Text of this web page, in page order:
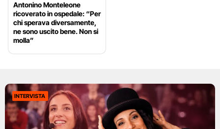
Antonino Monteleone
ricoverato in ospedale: “Per
chi sperava diversamente,
ne sono uscito bene. Non si
molla”
INTERVISTA